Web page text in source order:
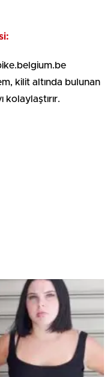
kilit altında bulunan
kolaylaştırır.